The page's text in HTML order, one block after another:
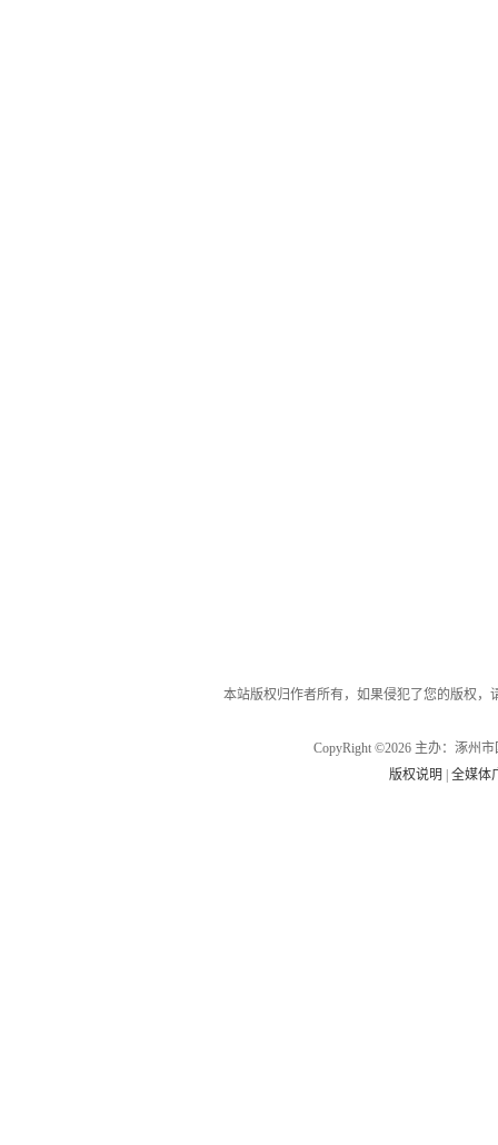
本站版权归作者所有，如果侵犯了您的版权
CopyRight ©2026 主办：涿州
版权说明
|全媒体